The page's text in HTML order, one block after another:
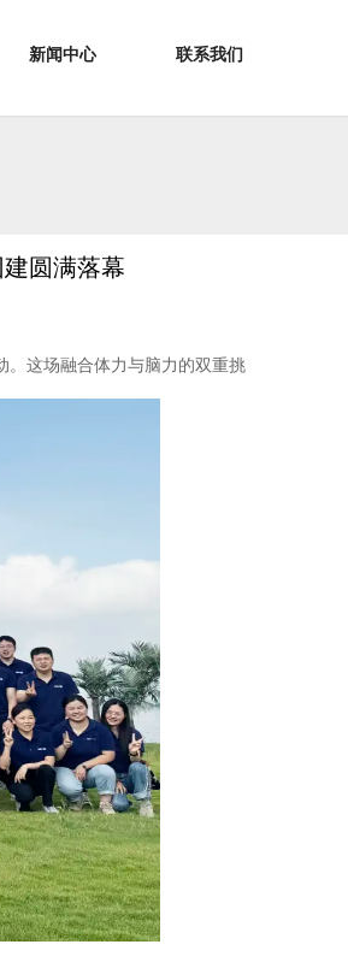
新闻中心 联系我们
圆满落幕
这场融合体力与脑力的双重挑